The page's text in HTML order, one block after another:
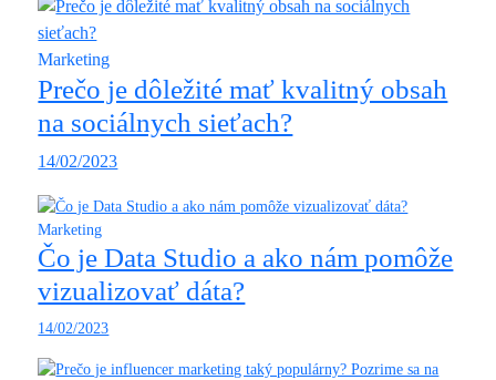
Marketing
Prečo je dôležité mať kvalitný obsah
na sociálnych sieťach?
14/02/2023
Marketing
Čo je Data Studio a ako nám pomôže
vizualizovať dáta?
14/02/2023